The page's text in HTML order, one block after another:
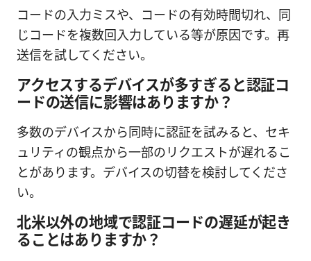
コードの入力ミスや、コードの有効時間切れ、同
じコードを複数回入力している等が原因です。再
送信を試してください。
アクセスするデバイスが多すぎると認証コ
ードの送信に影響はありますか？
多数のデバイスから同時に認証を試みると、セキ
ュリティの観点から一部のリクエストが遅れるこ
とがあります。デバイスの切替を検討してくださ
い。
北米以外の地域で認証コードの遅延が起き
ることはありますか？